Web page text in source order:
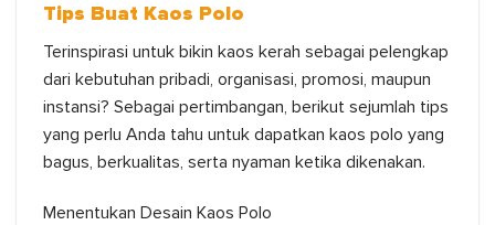
Tips Buat Kaos Polo
Terinspirasi untuk bikin kaos kerah sebagai pelengkap
dari kebutuhan pribadi, organisasi, promosi, maupun
instansi? Sebagai pertimbangan, berikut sejumlah tips
yang perlu Anda tahu untuk dapatkan kaos polo yang
bagus, berkualitas, serta nyaman ketika dikenakan.
Menentukan Desain Kaos Polo